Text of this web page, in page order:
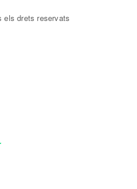
els drets reservats